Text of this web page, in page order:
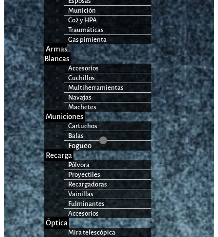
Munición
Co2 y HPA
Traumáticas
Gas pimienta
Armas
Blancas
Accesorios
Cuchillos
Multiherramientas
Navajas
Machetes
Municiones
Cartuchos
Balas
Fogueo
Recarga
Pólvora
Proyectiles
Recargadoras
Vainillas
Fulminantes
Accesorios
Óptica
Mira telescópica